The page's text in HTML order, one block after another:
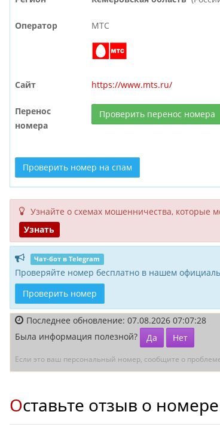
Оператор МТС
Сайт https://www.mts.ru/
Перенос
номера
Проверить перенос номера
Проверить номер на спам
Узнайте о схемах мошенни­чества, кото­рые
Узнать
Чат-бот в Telegram
Проверяйте номер бесплатно в нашем
Проверить номер
Последнее обновление: 07.08.2026 07:07:28
Была информация полезной?
Да Нет
Если это ваш персональный номер, сообщите о
Оставьте отзыв о номере